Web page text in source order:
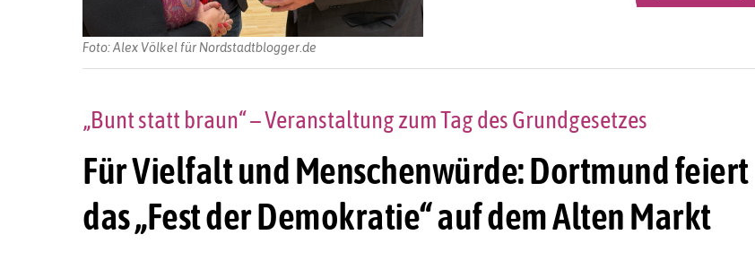
Foto: Alex Völkel für Nordstadtblogger.de
Für Vielfalt und Menschenwürde: Dortmund feiert
das „Fest der Demokratie“ auf dem Alten Markt
„Bunt statt braun“ – Veranstaltung zum Tag des Grundgesetzes